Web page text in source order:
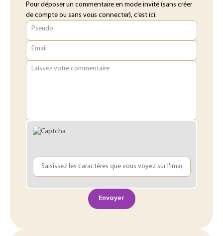
Pour déposer un commentaire en mode invité (sans créer
de compte ou sans vous connecter), c’est ici.
Pseudo
Email
Laissez votre commentaire
Envoyer